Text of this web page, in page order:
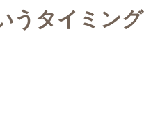
うタイミング